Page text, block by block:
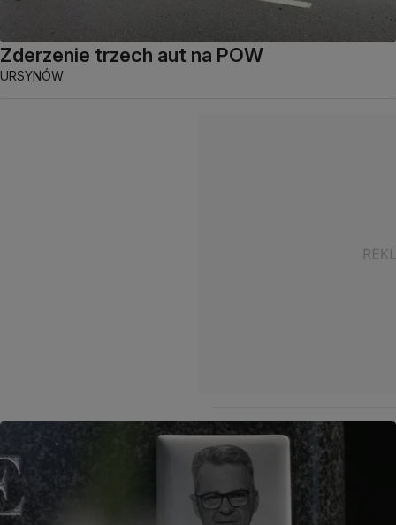
Zderzenie trzech aut na POW
URSYNÓW